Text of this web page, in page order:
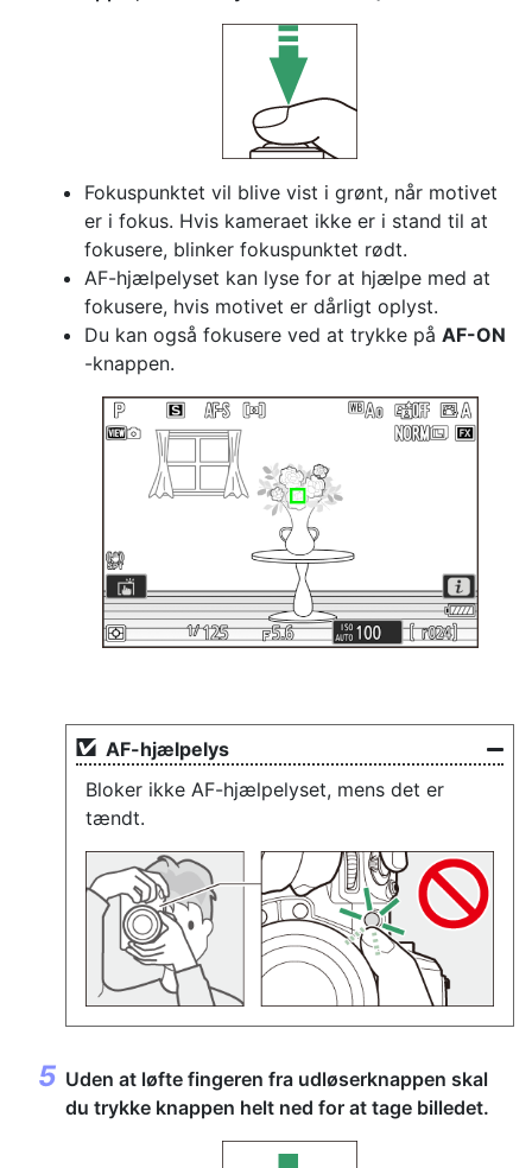
Fokuspunktet vil blive vist i grønt, når motivet
er i fokus. Hvis kameraet ikke er i stand til at
fokusere, blinker fokuspunktet rødt.
AF-hjælpelyset kan lyse for at hjælpe med at
fokusere, hvis motivet er dårligt oplyst.
Du kan også fokusere ved at trykke på AF-ON
-knappen.
AF-hjælpelys
Bloker ikke AF-hjælpelyset, mens det er
tændt.
Uden at løfte fingeren fra udløserknappen skal
du trykke knappen helt ned for at tage billedet.